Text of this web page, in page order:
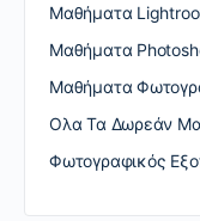
Μαθήματα
Μαθήματα
Μαθήματα
Ολα Τα Δωρεάν
Φωτογραφικός